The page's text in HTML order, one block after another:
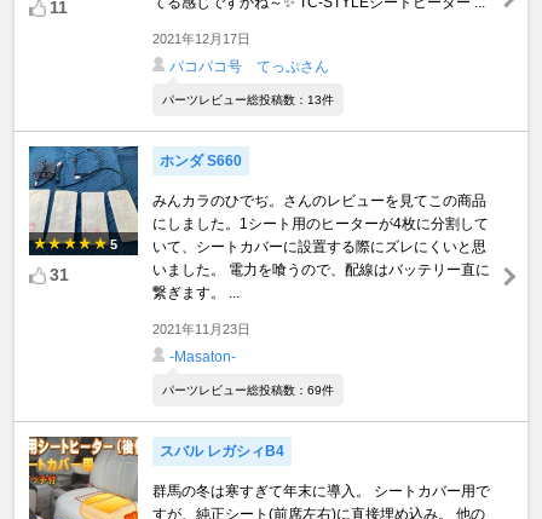
11
2021年12月17日
パコパコ号 てっぷさん
パーツレビュー総投稿数：13件
5
31
ホンダ S660
みんカラのひでぢ。さんのレビューを見てこの商品
にしました。1シート用のヒーターが4枚に分割して
いて、シートカバーに設置する際にズレにくいと思
いました。 電力を喰うので、配線はバッテリー直に
繋ぎます。 ...
2021年11月23日
-Masaton-
パーツレビュー総投稿数：69件
スバル レガシィB4
群馬の冬は寒すぎて年末に導入。 シートカバー用で
すが、純正シート(前席左右)に直接埋め込み。 他の